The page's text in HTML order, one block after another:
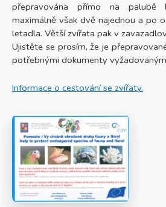
přepravována přímo na palubě
maximálně však dvě najednou a po
letadla. Větší zvířata pak v
Ujistěte se prosím, že je
potřebnými dokumenty
Informace o cestování se zvířaty.